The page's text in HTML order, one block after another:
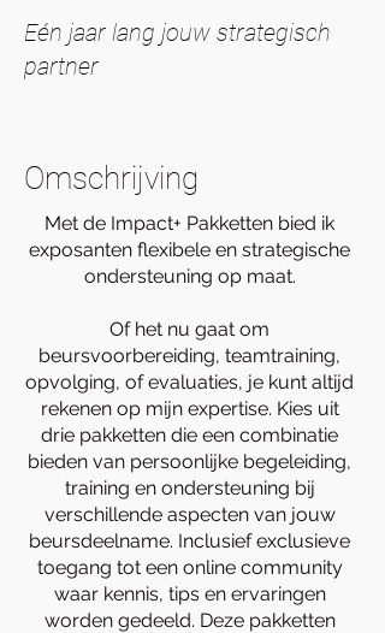
Eén jaar lang jouw strategisch
partner
Omschrijving
Met de Impact+ Pakketten bied ik
exposanten flexibele en strategische
ondersteuning op maat.
Of het nu gaat om
beursvoorbereiding, teamtraining,
opvolging, of evaluaties, je kunt altijd
rekenen op mijn expertise. Kies uit
drie pakketten die een combinatie
bieden van persoonlijke begeleiding,
training en ondersteuning bij
verschillende aspecten van jouw
beursdeelname. Inclusief exclusieve
toegang tot een online community
waar kennis, tips en ervaringen
worden gedeeld. Deze pakketten